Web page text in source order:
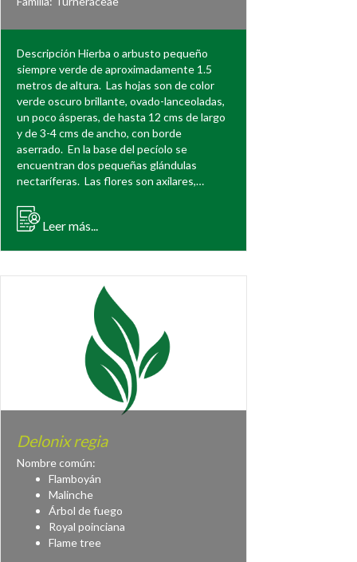
Descripción Hierba o arbusto pequeño
siempre verde de aproximadamente 1.5
metros de altura. Las hojas son de color
verde oscuro brillante, ovado-lanceoladas,
un poco ásperas, de hasta 12 cms de largo
y de 3-4 cms de ancho, con borde
aserrado. En la base del pecíolo se
encuentran dos pequeñas glándulas
nectaríferas. Las flores son axilares,…
Leer más...
Delonix regia
Nombre común:
Flamboyán
Malinche
Árbol de fuego
Royal poinciana
Flame tree